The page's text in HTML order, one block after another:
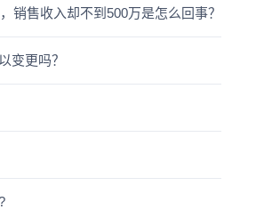
销售收入却不到500万是怎么回事？
变更吗？